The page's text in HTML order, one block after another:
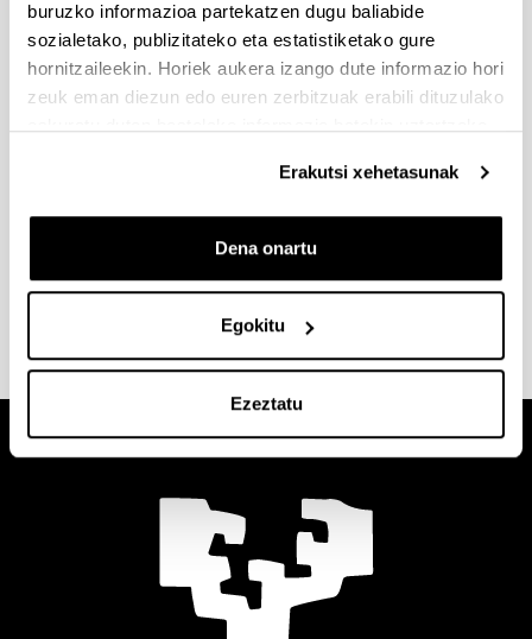
buruzko informazioa partekatzen dugu baliabide
sozialetako, publizitateko eta estatistiketako gure
hornitzaileekin. Horiek aukera izango dute informazio hori
zeuk eman diezun edo euren zerbitzuak erabili dituzulako
Erakutsi xehetasunak
Dena onartu
Egokitu
Ezeztatu
Bidali